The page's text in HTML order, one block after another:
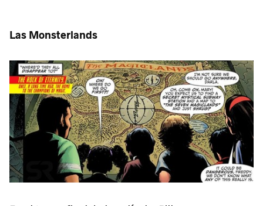
Las Monsterlands